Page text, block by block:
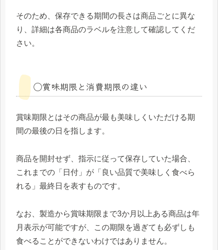
そのため、保存できる期間の長さは商品ごとに異な
り、詳細は各商品のラベルを注意して確認してくだ
さい。
◯賞味期限と消費期限の違い
賞味期限とはその商品が最も美味しくいただける期
間の最後の日を指します。
商品を開封せず、指示に従って保存していた場合、
これまでの「日付」が「良い品質で美味しく食べら
れる」最終日を表すものです。
なお、製造から賞味期限まで3か月以上ある商品は年
月表示が可能ですが、この期限を過ぎても必ずしも
食べることができないわけではありません。